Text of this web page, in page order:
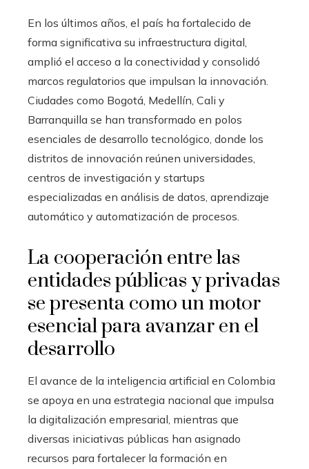
En los últimos años, el país ha fortalecido de
forma significativa su infraestructura digital,
amplió el acceso a la conectividad y consolidó
marcos regulatorios que impulsan la innovación.
Ciudades como Bogotá, Medellín, Cali y
Barranquilla se han transformado en polos
esenciales de desarrollo tecnológico, donde los
distritos de innovación reúnen universidades,
centros de investigación y startups
especializadas en análisis de datos, aprendizaje
automático y automatización de procesos.
La cooperación entre las
entidades públicas y privadas
se presenta como un motor
esencial para avanzar en el
desarrollo
El avance de la inteligencia artificial en Colombia
se apoya en una estrategia nacional que impulsa
la digitalización empresarial, mientras que
diversas iniciativas públicas han asignado
recursos para fortalecer la formación en